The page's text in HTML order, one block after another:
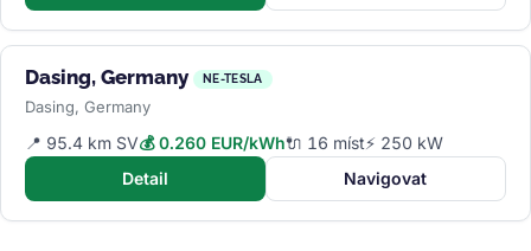
Dasing, Germany NE-TESLA
Dasing, Germany
📍 95.4 km SV💰 0.260 EUR/kWh🔌 16 míst⚡ 250 kW
Detail
Navigovat